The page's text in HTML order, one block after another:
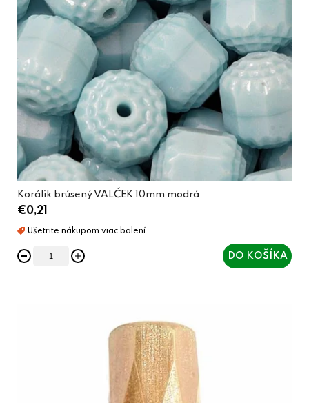
Korálik brúsený VALČEK 10mm modrá
€0,21
DO KOŠÍKA